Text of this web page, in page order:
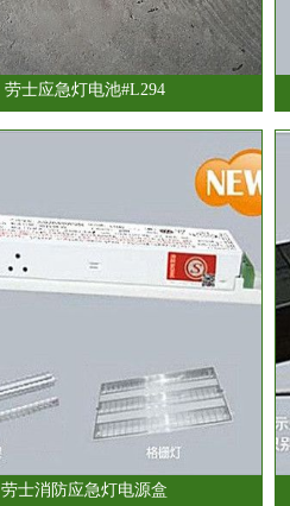
劳士应急灯电池#L294
劳士消防应急灯电源盒